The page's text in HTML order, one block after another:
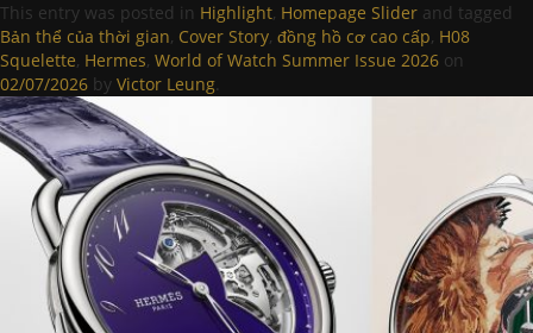
This entry was posted in Highlight, Homepage Slider and tagged
Bản thể của thời gian, Cover Story, đồng hồ cơ cao cấp, H08
Squelette, Hermes, World of Watch Summer Issue 2026 on
02/07/2026 by Victor Leung.